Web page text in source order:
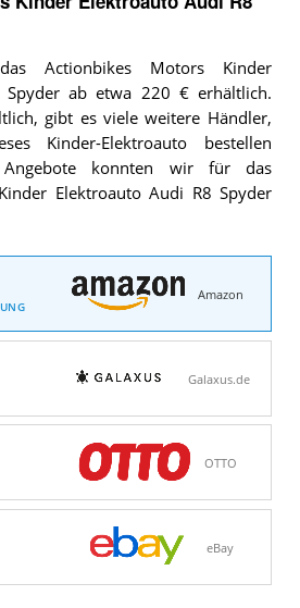
Actionbikes Motors Kinder
Spyder ab etwa 220 € erhältlich.
gibt es viele weitere Händler,
Kinder-Elektroauto bestellen
konnten wir für das
Elektroauto Audi R8 Spyder
Amazon
Galaxus.de
OTTO
eBay